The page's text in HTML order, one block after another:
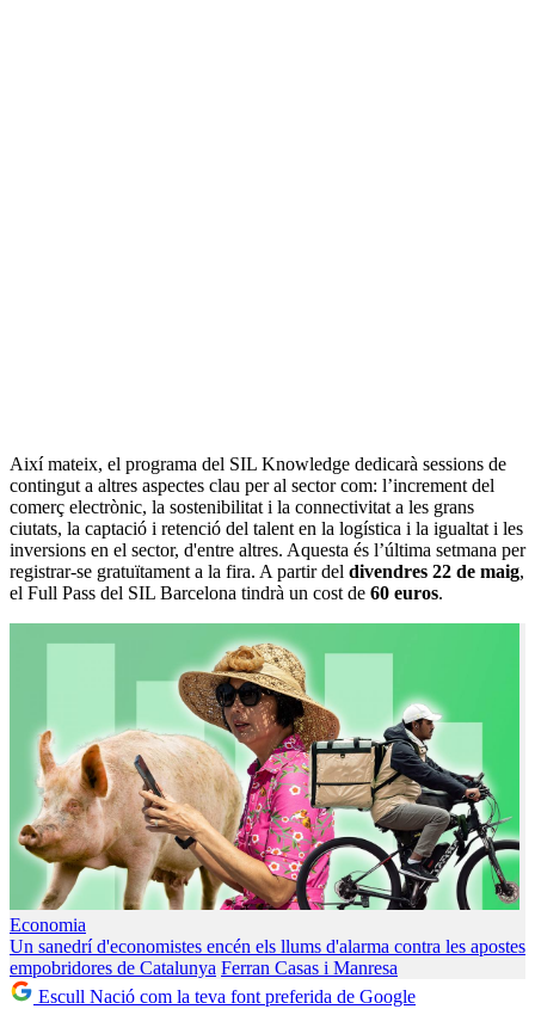
Així mateix, el programa del SIL Knowledge dedicarà sessions de
contingut a altres aspectes clau per al sector com: l’increment del
comerç electrònic, la sostenibilitat i la connectivitat a les grans
ciutats, la captació i retenció del talent en la logística i la igualtat i les
inversions en el sector, d'entre altres. Aquesta és l’última setmana per
registrar-se gratuïtament a la fira. A partir del divendres 22 de maig,
el Full Pass del SIL Barcelona tindrà un cost de 60 euros.
Economia
Un sanedrí d'economistes encén els llums d'alarma contra les apostes
empobridores de Catalunya Ferran Casas i Manresa
Escull Nació com la teva font preferida de Google